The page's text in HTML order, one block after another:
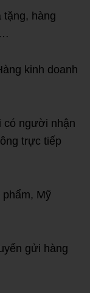
tặng, hàng
kinh doanh
có người nhận
trực tiếp
Mỹ
gửi hàng